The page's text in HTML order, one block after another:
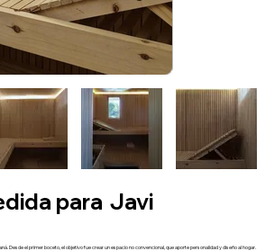
para Javi
Desde el primer boceto, el objetivo fue crear un espacio no convencional, que aporte personalidad y diseño al hogar.